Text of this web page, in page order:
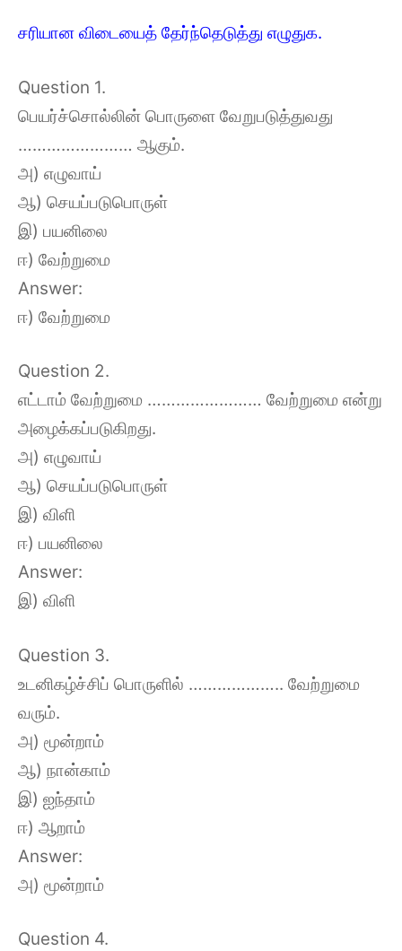
சரியான விடையைத் தேர்ந்தெடுத்து எழுதுக.
Question 1.
பெயர்ச்சொல்லின் பொருளை வேறுபடுத்துவது
…………………… ஆகும்.
அ) எழுவாய்
ஆ) செயப்படுபொருள்
இ) பயனிலை
ஈ) வேற்றுமை
Answer:
ஈ) வேற்றுமை
Question 2.
எட்டாம் வேற்றுமை …………………… வேற்றுமை என்று
அழைக்கப்படுகிறது.
அ) எழுவாய்
ஆ) செயப்படுபொருள்
இ) விளி
ஈ) பயனிலை
Answer:
இ) விளி
Question 3.
உடனிகழ்ச்சிப் பொருளில் ……………….. வேற்றுமை
வரும்.
அ) மூன்றாம்
ஆ) நான்காம்
இ) ஐந்தாம்
ஈ) ஆறாம்
Answer:
அ) மூன்றாம்
Question 4.